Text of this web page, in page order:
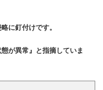
に釘付けです。
が異常』と指摘していま